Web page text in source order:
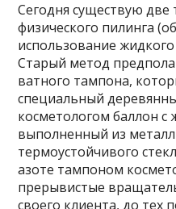
Сегодня существую
физического пилинга
использование жидкого
Старый метод
ватного тампона,
специальный
косметологом баллон
выполненный из
термоустойчивого
азоте тампоном
прерывистые
своего клиента, до тех